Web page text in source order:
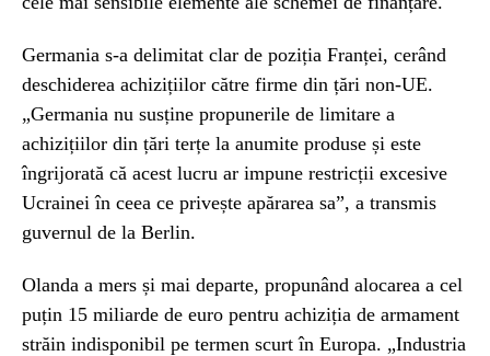
Germania s-a delimitat clar de poziția Franței, cerând
deschiderea achizițiilor către firme din țări non-UE.
„Germania nu susține propunerile de limitare a
achizițiilor din țări terțe la anumite produse și este
îngrijorată că acest lucru ar impune restricții excesive
Ucrainei în ceea ce privește apărarea sa”, a transmis
guvernul de la Berlin.
Olanda a mers și mai departe, propunând alocarea a cel
puțin 15 miliarde de euro pentru achiziția de armament
străin indisponibil pe termen scurt în Europa. „Industria